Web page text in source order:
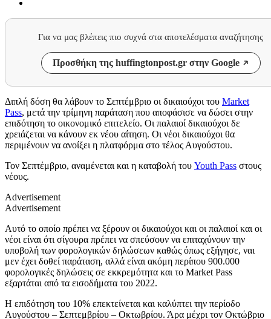
Για να μας βλέπεις πιο συχνά στα αποτελέσματα αναζήτησης
Προσθήκη της huffingtonpost.gr στην Google
Διπλή δόση θα λάβουν το Σεπτέμβριο οι δικαιούχοι του Market
Pass, μετά την τρίμηνη παράταση που αποφάσισε να δώσει στην
επιδότηση το οικονομικό επιτελείο. Οι παλαιοί δικαιούχοι δε
χρειάζεται να κάνουν εκ νέου αίτηση. Οι νέοι δικαιούχοι θα
περιμένουν να ανοίξει η πλατφόρμα στο τέλος Αυγούστου.
Τον Σεπτέμβριο, αναμένεται και η καταβολή του Youth Pass στους
νέους.
Advertisement
Advertisement
Aυτό το οποίο πρέπει να ξέρουν οι δικαιούχοι και οι παλαιοί και οι
νέοι είναι ότι σίγουρα πρέπει να σπεύσουν να επιταχύνουν την
υποβολή των φορολογικών δηλώσεων καθώς όπως εξήγησε, ναι
μεν έχει δοθεί παράταση, αλλά είναι ακόμη περίπου 900.000
φορολογικές δηλώσεις σε εκκρεμότητα και το Market Pass
εξαρτάται από τα εισοδήματα του 2022.
H επιδότηση του 10% επεκτείνεται και καλύπτει την περίοδο
Αυγούστου – Σεπτεμβρίου – Οκτωβρίου. Άρα μέχρι τον Οκτώβριο